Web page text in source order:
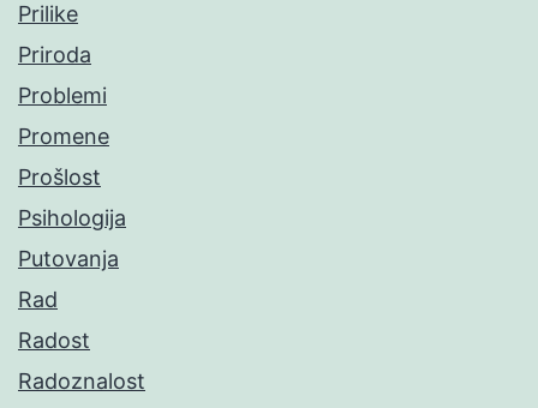
Prilike
Priroda
Problemi
Promene
Prošlost
Psihologija
Putovanja
Rad
Radost
Radoznalost